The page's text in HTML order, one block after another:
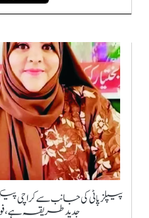
پیپلزپاٹی کی جانب سے کراچی
جدید طریقہ ہے،